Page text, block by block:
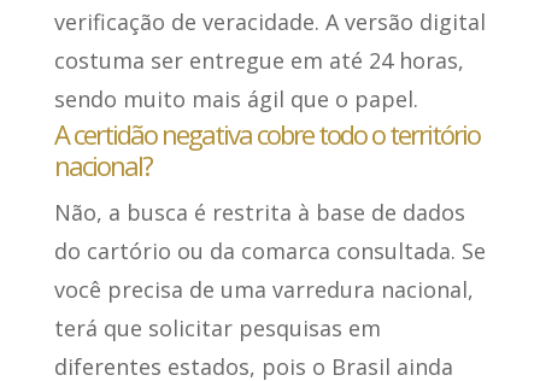
verificação de veracidade. A versão digital
costuma ser entregue em até 24 horas,
sendo muito mais ágil que o papel.
A certidão negativa cobre todo o território
nacional?
Não, a busca é restrita à base de dados
do cartório ou da comarca consultada. Se
você precisa de uma varredura nacional,
terá que solicitar pesquisas em
diferentes estados, pois o Brasil ainda